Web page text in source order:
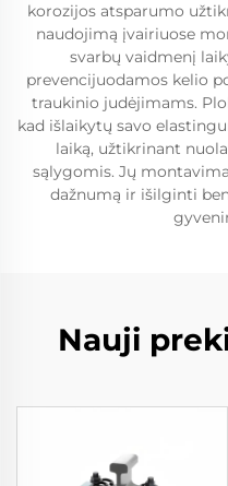
korozijos atsparumo
naudojimą įvairiuose
svarbų vaidmenį
prevencijuodamos kelio
traukinio judėjimams.
kad išlaikytų savo
laiką, užtikrinant
sąlygomis. Jų
dažnumą ir išilginti
Nauji